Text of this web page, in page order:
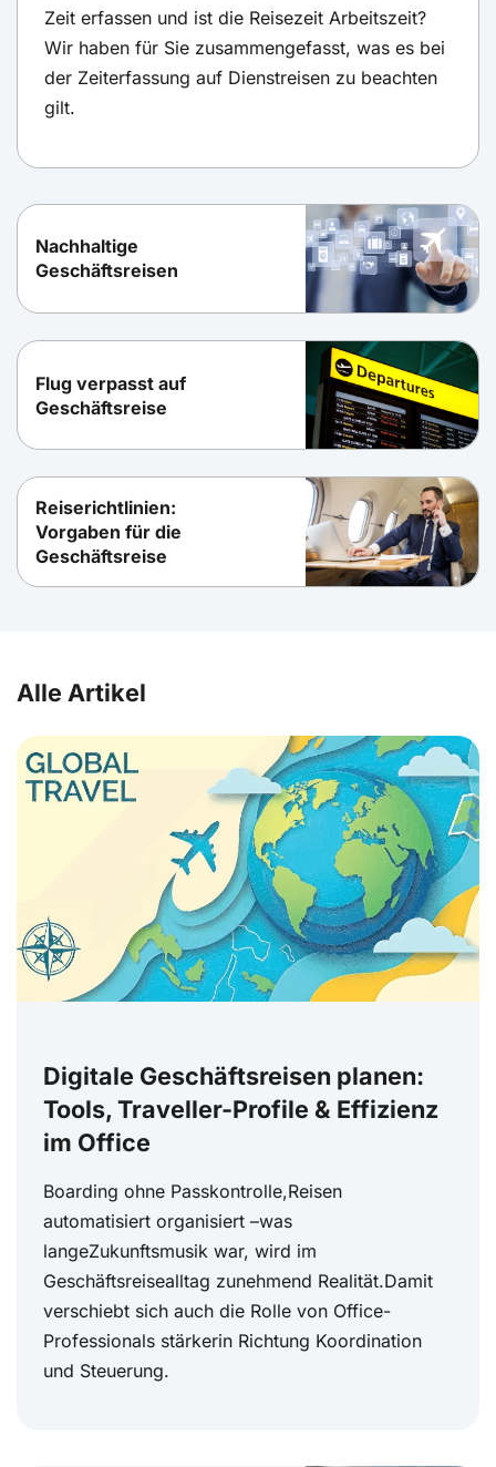
Zeit erfassen und ist die Reisezeit Arbeitszeit?
Wir haben für Sie zusammengefasst, was es bei
der Zeiterfassung auf Dienstreisen zu beachten
gilt.
Nachhaltige
Geschäftsreisen
Flug verpasst auf
Geschäftsreise
Reiserichtlinien:
Vorgaben für die
Geschäftsreise
Alle Artikel
Digitale Geschäftsreisen planen:
Tools, Traveller-Profile & Effizienz
im Office
Boarding ohne Passkontrolle,Reisen
automatisiert organisiert –was
langeZukunftsmusik war, wird im
Geschäftsreisealltag zunehmend Realität.Damit
verschiebt sich auch die Rolle von Office-
Professionals stärkerin Richtung Koordination
und Steuerung.